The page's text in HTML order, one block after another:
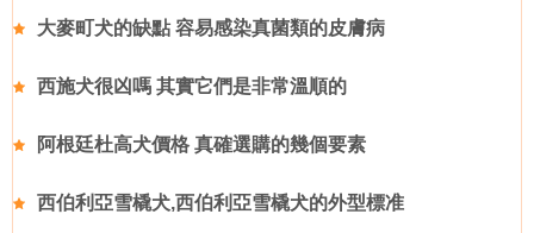
大麥町犬的缺點 容易感染真菌類的皮膚病
西施犬很凶嗎 其實它們是非常溫順的
阿根廷杜高犬價格 真確選購的幾個要素
西伯利亞雪橇犬,西伯利亞雪橇犬的外型標准